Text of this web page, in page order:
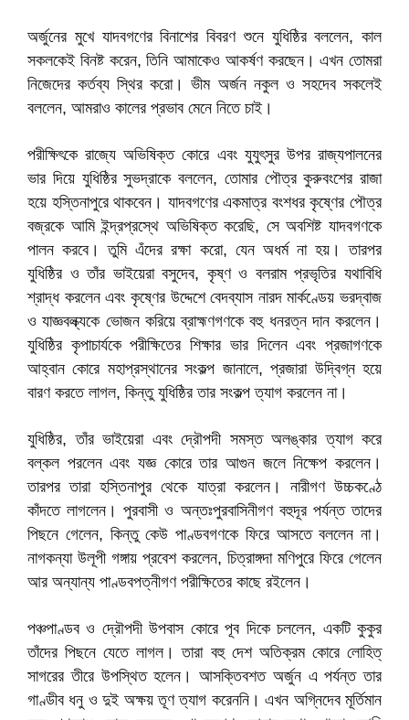
অর্জুনের মুখে যাদবগণের বিনাশের বিবরণ শুনে যুধিষ্ঠির বললেন, কাল
সকলকেই বিনষ্ট করেন, তিনি আমাকেও আকর্ষণ করছেন। এখন তোমরা
নিজেদের কর্তব্য স্থির করো। ভীম অর্জন নকুল ও সহদেব সকলেই
বললেন, আমরাও কালের প্রভাব মেনে নিতে চাই।
পরীক্ষিৎকে রাজ্যে অভিষিক্ত কোরে এবং যুযুৎসুর উপর রাজ্যপালনের
ভার দিয়ে যুধিষ্ঠির সুভদ্রাকে বললেন, তোমার পৌত্র কুরুবংশের রাজা
হয়ে হস্তিনাপুরে থাকবেন। যাদবগণের একমাত্র বংশধর কৃষ্ণের পৌত্র
বজ্রকে আমি ইন্দ্রপ্রস্থে অভিষিক্ত করেছি, সে অবশিষ্ট যাদবগণকে
পালন করবে। তুমি এঁদের রক্ষা করো, যেন অধর্ম না হয়। তারপর
যুধিষ্ঠির ও তাঁর ভাইয়েরা বসুদেব, কৃষ্ণ ও বলরাম প্রভৃতির যথাবিধি
শ্রাদ্ধ করলেন এবং কৃষ্ণের উদ্দেশে বেদব্যাস নারদ মার্কণ্ডেয় ভরদ্বাজ
ও যাজ্ঞবল্ক্যকে ভোজন করিয়ে ব্রাহ্মণগণকে বহু ধনরত্ন দান করলেন।
যুধিষ্ঠির কৃপাচার্যকে পরীক্ষিতের শিক্ষার ভার দিলেন এবং প্রজাগণকে
আহ্বান কোরে মহাপ্রস্থানের সংকল্প জানালে, প্রজারা উদ্বিগ্ন হয়ে
বারণ করতে লাগল, কিন্তু যুধিষ্ঠির তার সংকল্প ত্যাগ করলেন না।
যুধিষ্ঠির, তাঁর ভাইয়েরা এবং দ্রৌপদী সমস্ত অলঙ্কার ত্যাগ করে
বল্কল পরলেন এবং যজ্ঞ কোরে তার আগুন জলে নিক্ষেপ করলেন।
তারপর তারা হস্তিনাপুর থেকে যাত্রা করলেন। নারীগণ উচ্চকণ্ঠে
কাঁদতে লাগলেন। পুরবাসী ও অন্তঃপুরবাসিনীগণ বহুদূর পর্যন্ত তাদের
পিছনে গেলেন, কিন্তু কেউ পাণ্ডবগণকে ফিরে আসতে বললেন না।
নাগকন্যা উলূপী গঙ্গায় প্রবেশ করলেন, চিত্রাঙ্গদা মণিপুরে ফিরে গেলেন
আর অন্যান্য পাণ্ডবপত্নীগণ পরীক্ষিতের কাছে রইলেন।
পঞ্চপাণ্ডব ও দ্রৌপদী উপবাস কোরে পূব দিকে চললেন, একটি কুকুর
তাঁদের পিছনে যেতে লাগল। তারা বহু দেশ অতিক্রম কোরে লোহিত্
সাগরের তীরে উপস্থিত হলেন। আসক্তিবশত অর্জুন এ পর্যন্ত তার
গাণ্ডীব ধনু ও দুই অক্ষয় তূণ ত্যাগ করেননি। এখন অগ্নিদেব মূর্তিমান